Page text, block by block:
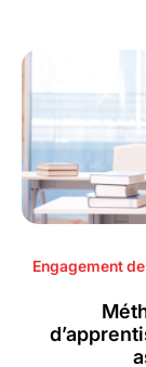
Engagement